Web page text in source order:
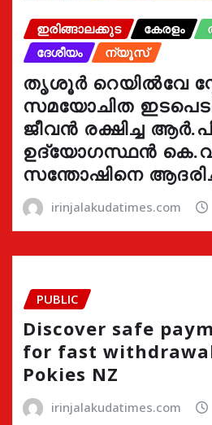
ഇരിങ്ങാലക്കുട കേരളം
ദേശീയം
ന്യൂസ്
തൃശൂർ റെയിൽവേ
സമയോചിത
ജീവൻ രക്ഷിച്ച
ഉദ്യോഗസ്ഥൻ
സന്തോഷിനെ
irinjalakudatimes.com
PUBLIC
Discover safe
for fast
Pokies NZ
irinjalakudatimes.com